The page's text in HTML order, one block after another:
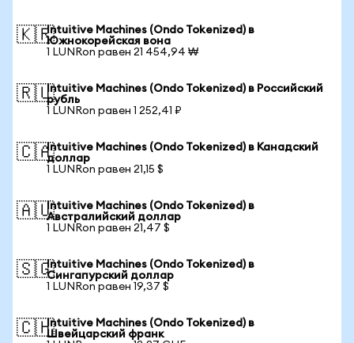
🇰🇷Intuitive Machines (Ondo Tokenized) в
Южнокорейская вона
1 LUNRon равен 21 454,94 ₩
🇷🇺Intuitive Machines (Ondo Tokenized) в Российский
рубль
1 LUNRon равен 1 252,41 ₽
🇨🇦Intuitive Machines (Ondo Tokenized) в Канадский
доллар
1 LUNRon равен 21,15 $
🇦🇺Intuitive Machines (Ondo Tokenized) в
Австралийский доллар
1 LUNRon равен 21,47 $
🇸🇬Intuitive Machines (Ondo Tokenized) в
Сингапурский доллар
1 LUNRon равен 19,37 $
🇨🇭Intuitive Machines (Ondo Tokenized) в
Швейцарский франк